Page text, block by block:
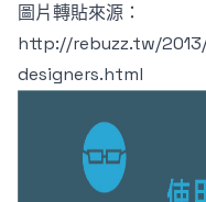
圖片轉貼來源：
http://rebuzz.tw/
designers.html